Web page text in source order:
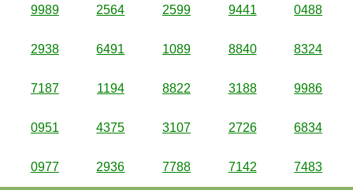
9989 2564 2599 9441 0488
2938 6491 1089 8840 8324
7187 1194 8822 3188 9986
0951 4375 3107 2726 6834
0977 2936 7788 7142 7483